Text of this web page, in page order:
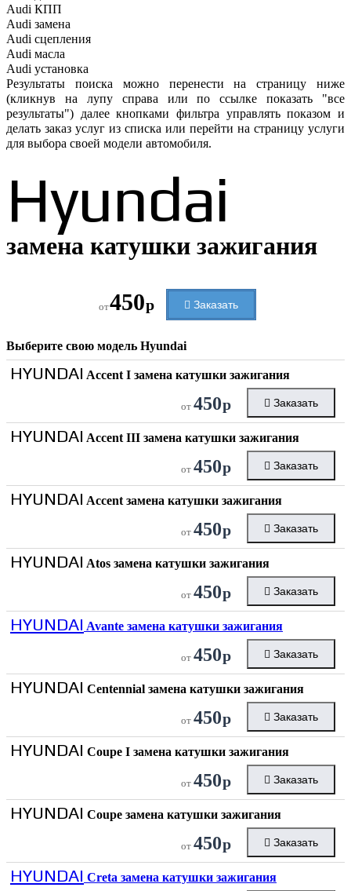
Audi КПП
Audi замена
Audi сцепления
Audi масла
Audi установка
Результаты поиска можно перенести на страницу ниже
(кликнув на лупу справа или по ссылке показать "все
результаты") далее кнопками фильтра управлять показом и
делать заказ услуг из списка или перейти на страницу услуги
для выбора своей модели автомобиля.
Hyundai
замена катушки зажигания
от450р Заказать
Выберите свою модель Hyundai
HYUNDAI Accent I замена катушки зажигания
от 450р Заказать
HYUNDAI Accent III замена катушки зажигания
от 450р Заказать
HYUNDAI Accent замена катушки зажигания
от 450р Заказать
HYUNDAI Atos замена катушки зажигания
от 450р Заказать
HYUNDAI Avante замена катушки зажигания
от 450р Заказать
HYUNDAI Centennial замена катушки зажигания
от 450р Заказать
HYUNDAI Coupe I замена катушки зажигания
от 450р Заказать
HYUNDAI Coupe замена катушки зажигания
от 450р Заказать
HYUNDAI Creta замена катушки зажигания